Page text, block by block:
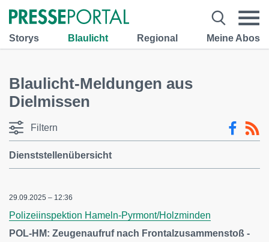
Storys Blaulicht Regional Meine Abos
Blaulicht-Meldungen aus
Dielmissen
Filtern
Dienststellenübersicht
29.09.2025 – 12:36
Polizeiinspektion Hameln-Pyrmont/Holzminden
POL-HM: Zeugenaufruf nach Frontalzusammenstoß -